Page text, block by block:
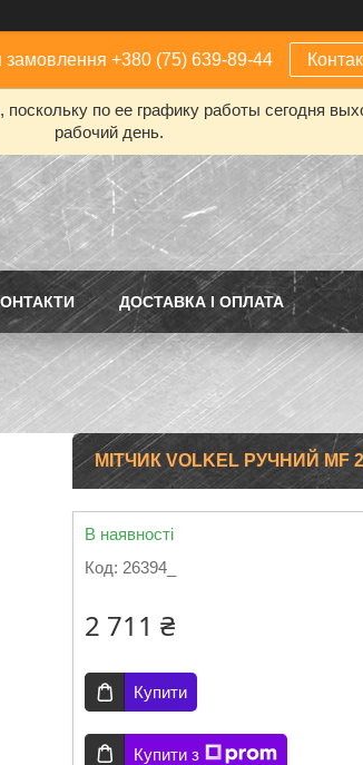
+380 (75) 639-89-44
по ее графику работы сегодня
рабочий день.
ДОСТАВКА І ОПЛАТА
МІТЧИК VOLKEL РУЧНИЙ МF
В наявності
Код: 26394_
2 711 ₴
Купити
Купити з